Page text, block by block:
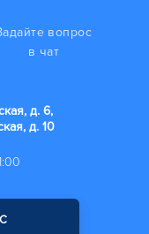
вопрос
в чат
д. 6,
д. 10